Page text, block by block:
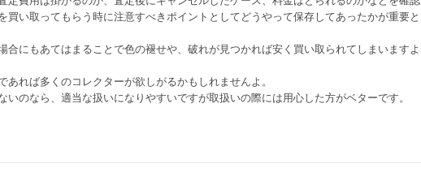
買い取ってもらう時に注意すべきポイントとしてどうやって保存してあったかが重要と
合にもあてはまることで色の褪せや、破れが見つかれば安く買い取られてしまいますよ
あれば多くのコレクターが欲しがるかもしれませんよ。
いのなら、適当な扱いになりやすいですが取扱いの際には用心した方がベターです。